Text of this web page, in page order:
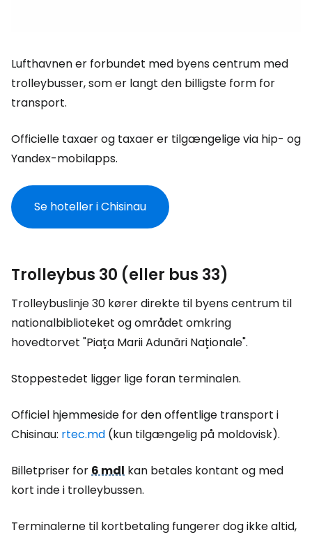
Lufthavnen er forbundet med byens centrum med
trolleybusser, som er langt den billigste form for
transport.
Officielle taxaer og taxaer er tilgængelige via hip- og
Yandex-mobilapps.
Se hoteller i Chisinau
Trolleybus 30 (eller bus 33)
Trolleybuslinje 30 kører direkte til byens centrum til
nationalbiblioteket og området omkring
hovedtorvet "Piața Marii Adunări Naționale".
Stoppestedet ligger lige foran terminalen.
Officiel hjemmeside for den offentlige transport i
Chisinau: rtec.md (kun tilgængelig på moldovisk).
Billetpriser for6 mdl kan betales kontant og med
kort inde i trolleybussen.
Terminalerne til kortbetaling fungerer dog ikke altid,